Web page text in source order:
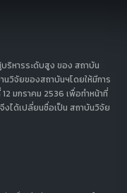
ริหารระดับสูง ของ สถาบัน
นวิจัยของสถาบันฯโดยให้มีการ
มกราคม 2536 เพื่อทำหน้าที่
งได้เปลี่ยนชื่อเป็น สถาบันวิจัย